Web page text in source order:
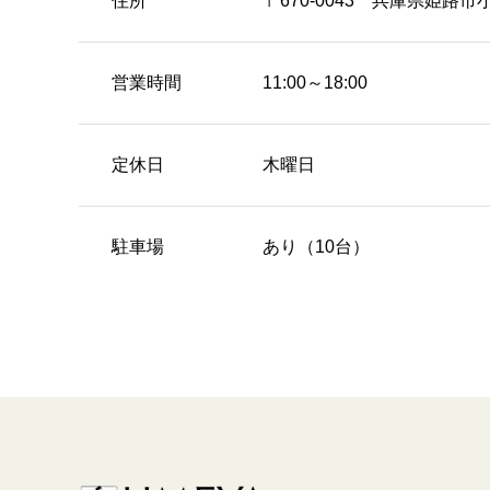
営業時間 11:00～18:00
定休日 木曜日
駐車場 あり（10台）